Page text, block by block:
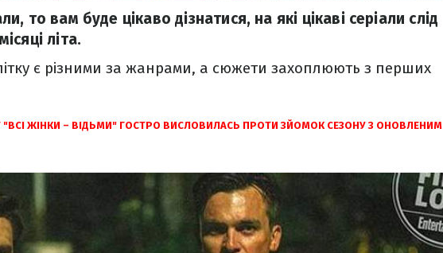
то вам буде цікаво дізнатися, на які цікаві серіали слід
літа.
є різними за жанрами, а сюжети захоплюють з перших
"ВСІ ЖІНКИ – ВІДЬМИ" ГОСТРО ВИСЛОВИЛАСЬ ПРОТИ ЗЙОМОК СЕЗОНУ З ОНОВЛЕНИМ